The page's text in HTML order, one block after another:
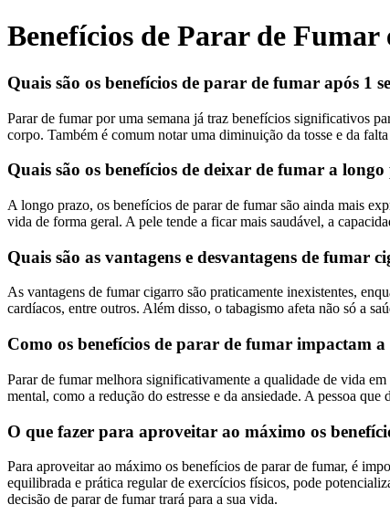
Benefícios de Parar de Fumar
Quais são os benefícios de parar de fumar após 1
Parar de fumar por uma semana já traz benefícios significativos
corpo. Também é comum notar uma diminuição da tosse e da
Quais são os benefícios de deixar de fumar a longo
A longo prazo, os benefícios de parar de fumar são ainda mais
vida de forma geral. A pele tende a ficar mais saudável, a
Quais são as vantagens e desvantagens de fumar
As vantagens de fumar cigarro são praticamente inexistentes,
cardíacos, entre outros. Além disso, o tabagismo afeta não só a
Como os benefícios de parar de fumar impactam
Parar de fumar melhora significativamente a qualidade de vida
mental, como a redução do estresse e da ansiedade. A pessoa
O que fazer para aproveitar ao máximo os
Para aproveitar ao máximo os benefícios de parar de fumar, é
equilibrada e prática regular de exercícios físicos, pode
decisão de parar de fumar trará para a sua vida.